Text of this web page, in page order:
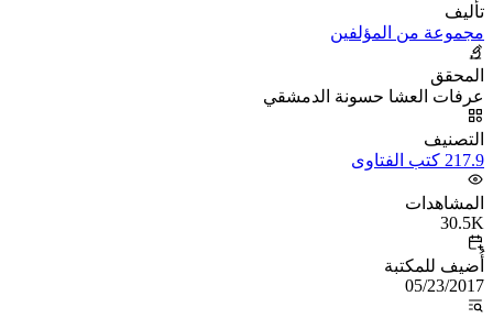
تأليف
مجموعة من المؤلفين
المحقق
عرفات العشا حسونة الدمشقي
التصنيف
217.9 كتب الفتاوى
المشاهدات
30.5K
أُضيف للمكتبة
05/23/2017